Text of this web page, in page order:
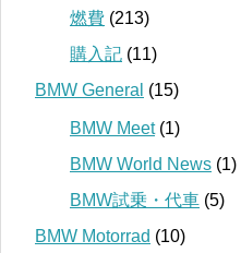
燃費 (213)
購入記 (11)
BMW General (15)
BMW Meet(1)
BMW World News (1)
BMW試乗・代車 (5)
BMW Motorrad (10)